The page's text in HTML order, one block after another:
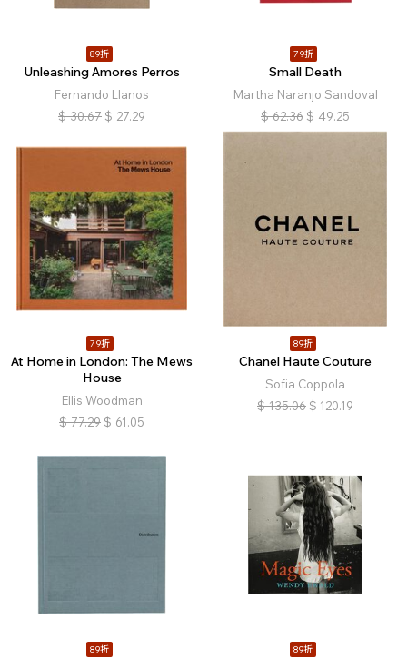
89折
Unleashing Amores Perros
Fernando Llanos
$ 30.67 $ 27.29
79折
Small Death
Martha Naranjo Sandoval
$ 62.36 $ 49.25
79折
At Home in London: The Mews
House
Ellis Woodman
$ 77.29 $ 61.05
89折
Chanel Haute Couture
Sofia Coppola
$ 135.06 $ 120.19
89折 89折